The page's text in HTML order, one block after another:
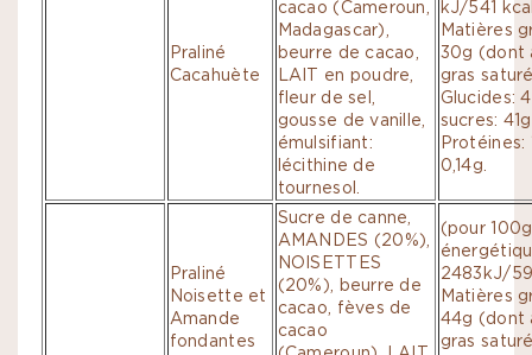
Praliné
Cacahuète
cacao (Cameroun,
Madagascar),
beurre de cacao,
LAIT en poudre,
fleur de sel,
gousse de vanille,
émulsifiant:
lécithine de
tournesol.
kJ/541
Matières
30g (dont
gras
Glucides:
sucres:
Protéines:
0,14g.
Praliné
Noisette et
Amande
fondantes
Sucre de canne,
AMANDES (20%),
NOISETTES
(20%), beurre de
cacao, fèves de
cacao
(pour
2483kJ/
Matières
44g (dont
gras